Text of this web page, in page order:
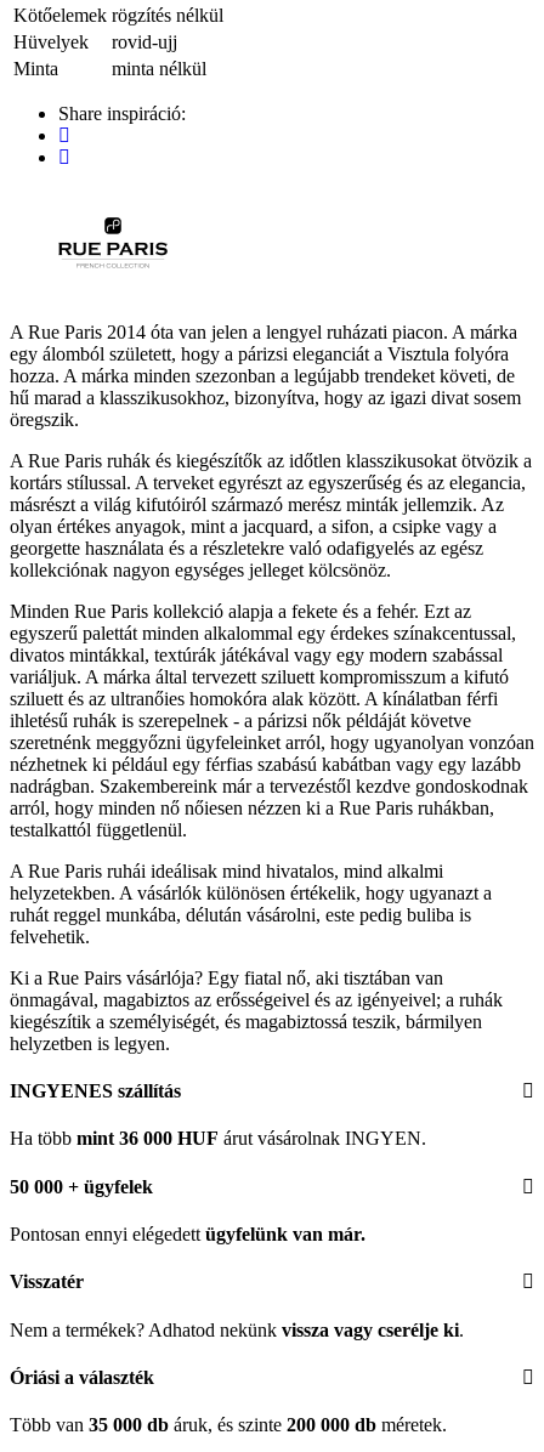
Kötőelemek rögzítés nélkül
Hüvelyek
rovid-ujj
Minta
minta nélkül
Share inspiráció:
A Rue Paris 2014 óta van jelen a lengyel ruházati piacon. A márka
egy álomból született, hogy a párizsi eleganciát a Visztula folyóra
hozza. A márka minden szezonban a legújabb trendeket követi, de
hű marad a klasszikusokhoz, bizonyítva, hogy az igazi divat sosem
öregszik.
A Rue Paris ruhák és kiegészítők az időtlen klasszikusokat ötvözik a
kortárs stílussal. A terveket egyrészt az egyszerűség és az elegancia,
másrészt a világ kifutóiról származó merész minták jellemzik. Az
olyan értékes anyagok, mint a jacquard, a sifon, a csipke vagy a
georgette használata és a részletekre való odafigyelés az egész
kollekciónak nagyon egységes jelleget kölcsönöz.
Minden Rue Paris kollekció alapja a fekete és a fehér. Ezt az
egyszerű palettát minden alkalommal egy érdekes színakcentussal,
divatos mintákkal, textúrák játékával vagy egy modern szabással
variáljuk. A márka által tervezett sziluett kompromisszum a kifutó
sziluett és az ultranőies homokóra alak között. A kínálatban férfi
ihletésű ruhák is szerepelnek - a párizsi nők példáját követve
szeretnénk meggyőzni ügyfeleinket arról, hogy ugyanolyan vonzóan
nézhetnek ki például egy férfias szabású kabátban vagy egy lazább
nadrágban. Szakembereink már a tervezéstől kezdve gondoskodnak
arról, hogy minden nő nőiesen nézzen ki a Rue Paris ruhákban,
testalkattól függetlenül.
A Rue Paris ruhái ideálisak mind hivatalos, mind alkalmi
helyzetekben. A vásárlók különösen értékelik, hogy ugyanazt a
ruhát reggel munkába, délután vásárolni, este pedig buliba is
felvehetik.
Ki a Rue Pairs vásárlója? Egy fiatal nő, aki tisztában van
önmagával, magabiztos az erősségeivel és az igényeivel; a ruhák
kiegészítik a személyiségét, és magabiztossá teszik, bármilyen
helyzetben is legyen.
INGYENES szállítás
Ha több mint 36 000 HUF árut vásárolnak INGYEN.
50 000 + ügyfelek
Pontosan ennyi elégedett ügyfelünk van már.
Visszatér
Nem a termékek? Adhatod nekünk vissza vagy cserélje ki.
Óriási a választék
Több van 35 000 db áruk, és szinte 200 000 db méretek.